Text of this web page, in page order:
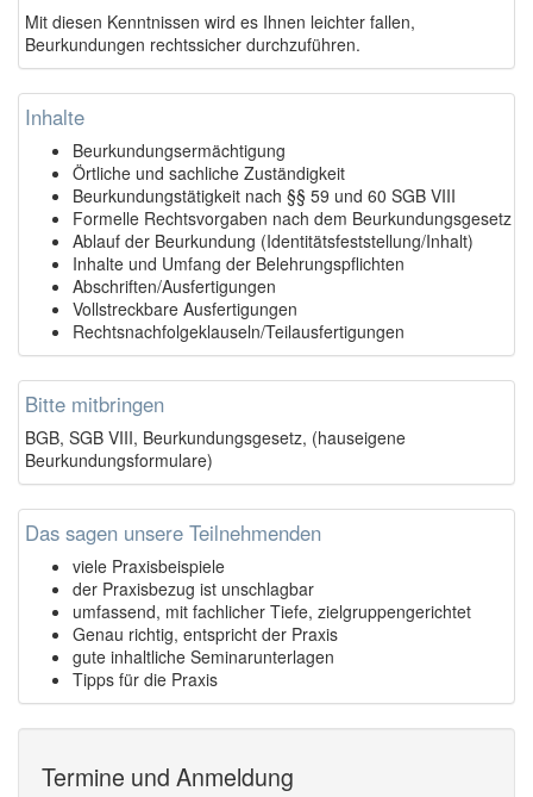
Mit diesen Kenntnissen wird es Ihnen leichter fallen,
Beurkundungen rechtssicher durchzuführen.
Inhalte
Beurkundungsermächtigung
Örtliche und sachliche Zuständigkeit
Beurkundungstätigkeit nach §§ 59 und 60 SGB VIII
Formelle Rechtsvorgaben nach dem Beurkundungsgesetz
Ablauf der Beurkundung (Identitätsfeststellung/Inhalt)
Inhalte und Umfang der Belehrungspflichten
Abschriften/Ausfertigungen
Vollstreckbare Ausfertigungen
Rechtsnachfolgeklauseln/Teilausfertigungen
Bitte mitbringen
BGB, SGB VIII, Beurkundungsgesetz, (hauseigene
Beurkundungsformulare)
Das sagen unsere Teilnehmenden
viele Praxisbeispiele
der Praxisbezug ist unschlagbar
umfassend, mit fachlicher Tiefe, zielgruppengerichtet
Genau richtig, entspricht der Praxis
gute inhaltliche Seminarunterlagen
Tipps für die Praxis
Termine und Anmeldung